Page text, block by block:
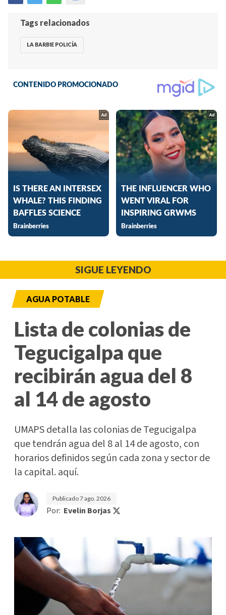
Tags relacionados
LA BARBIE POLICÍA
SIGUE LEYENDO
AGUA POTABLE
Lista de colonias de
Tegucigalpa que
recibirán agua del 8
al 14 de agosto
UMAPS detalla las colonias de Tegucigalpa
que tendrán agua del 8 al 14 de agosto, con
horarios definidos según cada zona y sector de
la capital. aquí.
Publicado7 ago. 2026
Por: Evelin Borjas